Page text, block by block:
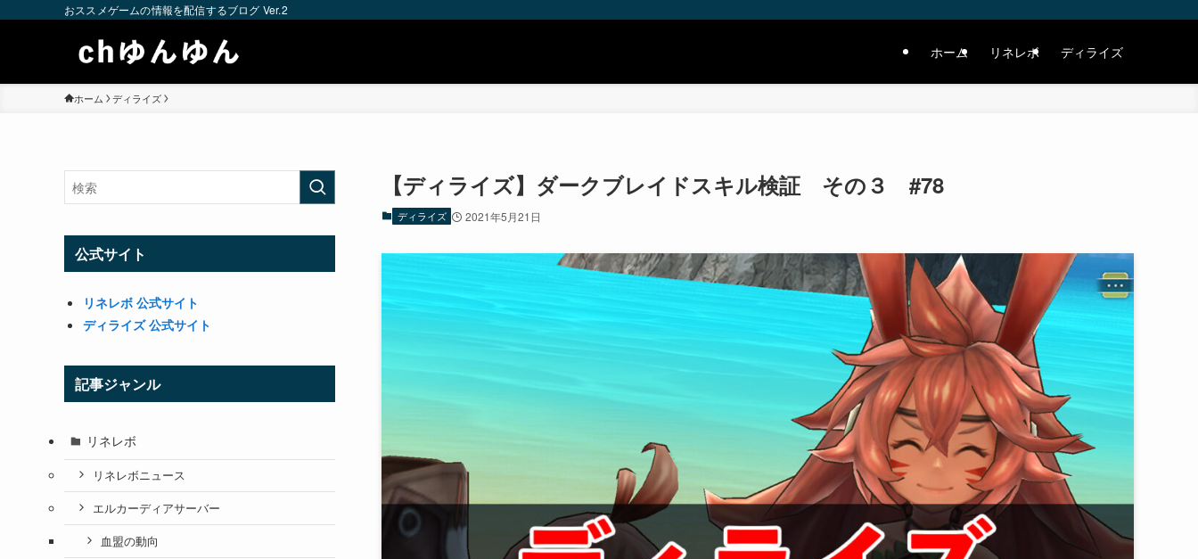
おススメゲームの情報を配信するブログ Ver.2
ホーム リネレボ ディライズ
ホーム ディライズ
【ディライズ】ダークブレイドスキル検証 その３ #78
ディライズ 2021年5月21日
公式サイト
リネレボ 公式サイト
ディライズ 公式サイト
記事ジャンル
リネレボ
リネレボニュース
エルカーディアサーバー
血盟の動向